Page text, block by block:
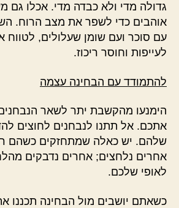
גדולה מדי ולא כבדה מדי. אכלו
אוהבים כדי לשפר את מצב הרוח.
עם סוכר ועם שומן שעלולים, לטווח
לעייפות וחוסר ריכוז.
להתמודד עם הבחינה עצמה
הימנעו מהקשבת יתר לשאר
אתכם. אל תתנו לנבחנים לחוצים
שלהם. יש כאלה שמתחזקים כשהם
אחרים נלחצים; אחרים נדבקים
לאופי שלכם.
כשאתם יושבים מול הבחינה תכננו